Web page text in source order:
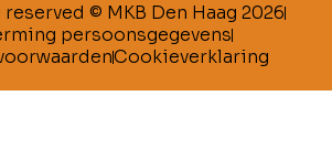
© MKB Den Haag 2026
persoonsgegevens
Cookieverklaring